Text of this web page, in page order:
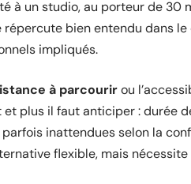
à un studio, au porteur de 30
répercute bien entendu dans
impliqués.
à parcourirou
et plus il faut anticiper : durée
inattendues selon la
flexible, mais nécessite